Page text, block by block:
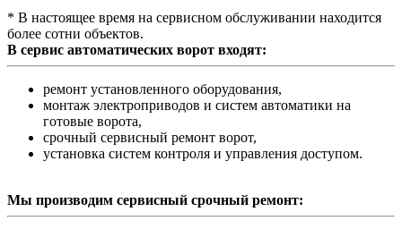
* В настоящее время на сервисном обслуживании находится
более сотни объектов.
В сервис автоматических ворот входят:
ремонт установленного оборудования,
монтаж электроприводов и систем автоматики на
готовые ворота,
срочный сервисный ремонт ворот,
установка систем контроля и управления доступом.
Мы производим сервисный срочный ремонт: